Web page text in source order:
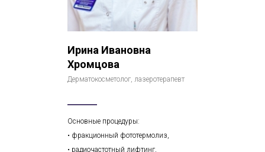
Ирина Ивановна
Хромцова
Дерматокосметолог, лазеротерапевт
Основные процедуры:
• фракционный фототермолиз,
• радиочастотный лифтинг,